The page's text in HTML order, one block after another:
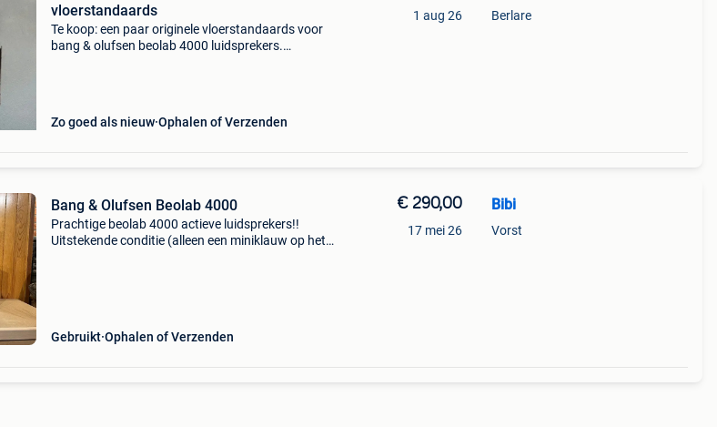
vloerstandaards
Te koop: een paar originele vloerstandaards voor
bang & olufsen beolab 4000 luidsprekers.
Zo goed als nieuw Ophalen of Verzenden
1 aug 26 Berlare
Bang & Olufsen Beolab 4000
Prachtige beolab 4000 actieve luidsprekers!!
Uitstekende conditie (alleen een miniklauw op het
Gebruikt Ophalen of Verzenden
€ 290,00
17 mei 26
Bibi
Vorst